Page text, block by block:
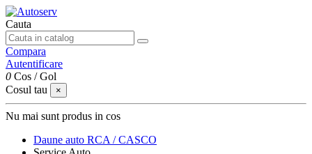
Cauta
Compara
Autentificare
0 Cos /Gol
Cosul tau
×
Nu mai sunt produs in cos
Daune auto RCA / CASCO